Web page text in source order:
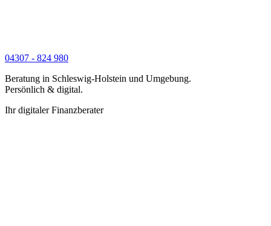
04307 - 824 980
Beratung in Schleswig-Holstein und Umgebung.
Persönlich & digital.
Ihr digitaler Finanzberater